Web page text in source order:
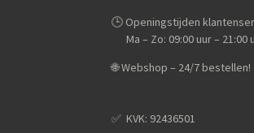
🕒 Openingstijden
Ma – Zo: 09:00 uur – 21:00
🌐 Webshop – 24/7 bestellen!
✅️ KVK: 92436501